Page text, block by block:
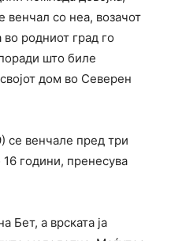
венчал со неа, возачот
родниот град го
што биле
дом во Северен
се венчале пред три
години, пренесува
Бет, а врската ја